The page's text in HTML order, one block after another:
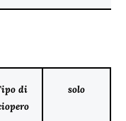
di
solo